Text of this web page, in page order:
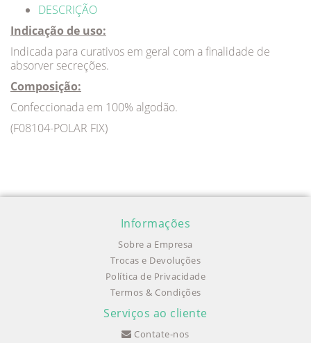
DESCRIÇÃO
Indicação de uso:
Indicada para curativos em geral com a finalidade de
absorver secreções.
Composição:
Confeccionada em 100% algodão.
(F08104-POLAR FIX)
Informações
Sobre a Empresa
Trocas e Devoluções
Política de Privacidade
Termos & Condições
Serviços ao cliente
Contate-nos